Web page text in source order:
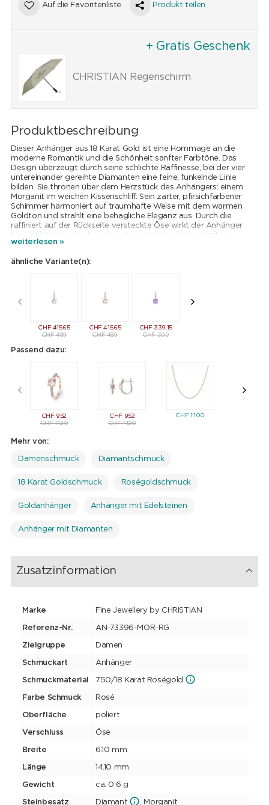
Auf die Favoritenliste Produkt teilen
+ Gratis Geschenk
CHRISTIAN Regenschirm
Produktbeschreibung
Dieser Anhänger aus 18 Karat Gold ist eine Hommage an die
moderne Romantik und die Schönheit sanfter Farbtöne. Das
Design überzeugt durch seine schlichte Raffinesse, bei der vier
untereinander gereihte Diamanten eine feine, funkelnde Linie
bilden. Sie thronen über dem Herzstück des Anhängers: einem
Morganit im weichen Kissenschliff. Sein zarter, pfirsichfarbener
Schimmer harmoniert auf traumhafte Weise mit dem warmen
Goldton und strahlt eine behagliche Eleganz aus. Durch die
raffiniert auf der Rückseite versteckte Öse wirkt der Anhänger
Schönheit der Steine ablenkt. Ein Schmuckstück, das nicht laut
subtilem, femininem Luxus.
weiterlesen »
ähnliche Variante(n):
CHF415.65
CHF489
CHF415.65
CHF489
CHF339.15
CHF399
Passend dazu:
CHF952
CHF1'120
CHF952
CHF1'120
CHF1'100
Mehr von:
Damenschmuck Diamantschmuck
18 Karat Goldschmuck Roségoldschmuck
Goldanhänger Anhänger mit Edelsteinen
Anhänger mit Diamanten
Zusatzinformation
Marke Fine Jewellery by CHRISTIAN
Referenz-Nr. AN-73396-MOR-RG
Zielgruppe Damen
Schmuckart Anhänger
Schmuckmaterial 750/18 Karat Roségold
Farbe Schmuck Rosé
Oberfläche poliert
Verschluss Öse
Breite 6.10 mm
Länge 14.10 mm
Gewicht ca. 0.6 g
Steinbesatz Diamant , Morganit